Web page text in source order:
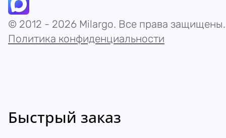
© 2012 - 2026 Milargo. Все права защищены.
Политика конфиденциальности
Быстрый заказ